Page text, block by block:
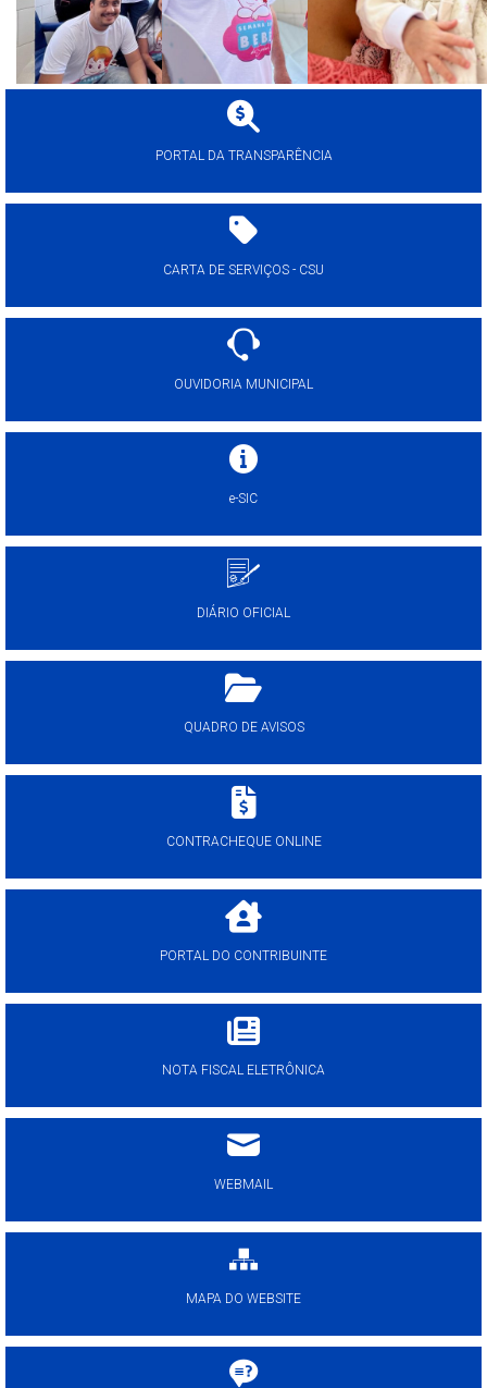
PORTAL DA TRANSPARÊNCIA
CARTA DE SERVIÇOS - CSU
OUVIDORIA MUNICIPAL
e-SIC
DIÁRIO OFICIAL
QUADRO DE AVISOS
CONTRACHEQUE ONLINE
PORTAL DO CONTRIBUINTE
NOTA FISCAL ELETRÔNICA
WEBMAIL
MAPA DO WEBSITE